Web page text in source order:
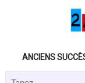
ANCIENS